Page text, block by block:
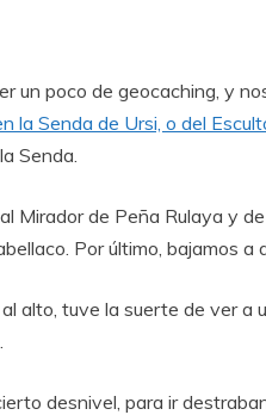
un poco de geocaching, y
la Senda de Ursi, o del
Senda.
Mirador de Peña Rulaya y
Por último, bajamos a
alto, tuve la suerte de ver a
desnivel, para ir